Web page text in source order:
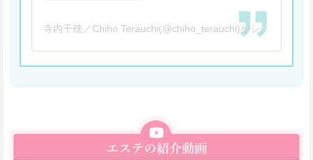
寺内千穂／Chiho Terauchi(@chiho_terauchi)がシェアした投稿